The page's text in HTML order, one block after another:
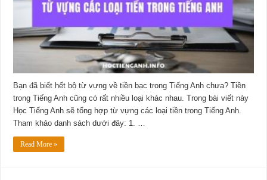
Bạn đã biết hết bộ từ vựng về tiền bạc trong Tiếng Anh chưa? Tiền
trong Tiếng Anh cũng có rất nhiều loại khác nhau. Trong bài viết này
Học Tiếng Anh sẽ tổng hợp từ vựng các loại tiền trong Tiếng Anh.
Tham khảo danh sách dưới đây: 1. …
Read More »